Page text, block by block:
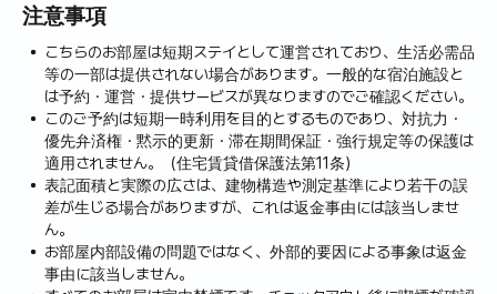
是非お願いします。
注意事項
こちらのお部屋は短期ステイとして運営されており、生活必需品
等の一部は提供されない場合があります。一般的な宿泊施設と
は予約・運営・提供サービスが異なりますのでご確認ください。
このご予約は短期一時利用を目的とするものであり、対抗力・
優先弁済権・黙示的更新・滞在期間保証・強行規定等の保護は
適用されません。（住宅賃貸借保護法第11条）
表記面積と実際の広さは、建物構造や測定基準により若干の誤
差が生じる場合がありますが、これは返金事由には該当しませ
ん。
お部屋内部設備の問題ではなく、外部的要因による事象は返金
事由に該当しません。